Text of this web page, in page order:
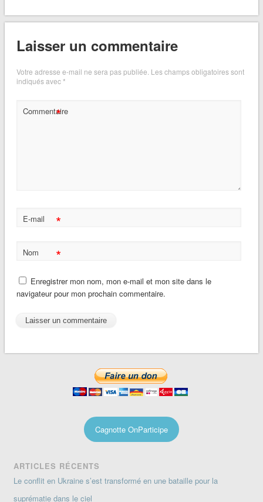
Laisser un commentaire
Votre adresse e-mail ne sera pas publiée. Les champs obligatoires sont
indiqués avec*
Commentaire
*
E-mail *
Nom *
Enregistrer mon nom, mon e-mail et mon site dans le
navigateur pour mon prochain commentaire.
Cagnotte OnParticipe
ARTICLES RÉCENTS
Le conflit en Ukraine s’est transformé en une bataille pour la
suprématie dans le ciel